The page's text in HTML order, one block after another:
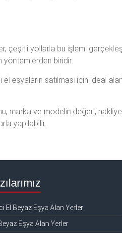
çeşitli yollarla bu işlemi
yöntemlerden biridir.
satılması için ideal
marka ve modelin değeri,
yapılabilir.
El Beyaz Eşya Alan Yerler
Eşya Alan Yerler